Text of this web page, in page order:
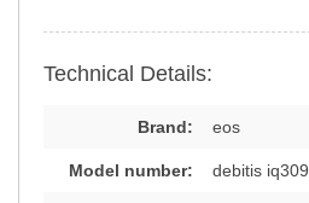
Technical Details:
Brand: eos
Model number: debitis iq309